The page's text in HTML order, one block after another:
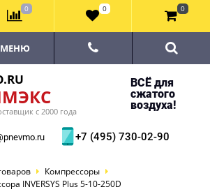
с 2000 года
ВСЁ для
сжатого
воздуха!
+7 (495) 730-02-90
МЕНЮ
Компрессоры
INVERSYS Plus 5-10-250D
0 0 0